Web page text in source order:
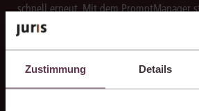
Zustimmung Details
schnell erneut. Mit dem PromptManager
Arbeitsabläufe und sorgen für eine